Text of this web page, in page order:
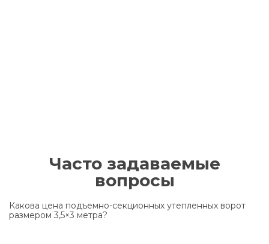
Часто задаваемые
вопросы
Какова цена подъемно-секционных утепленных ворот
размером 3,5×3 метра?